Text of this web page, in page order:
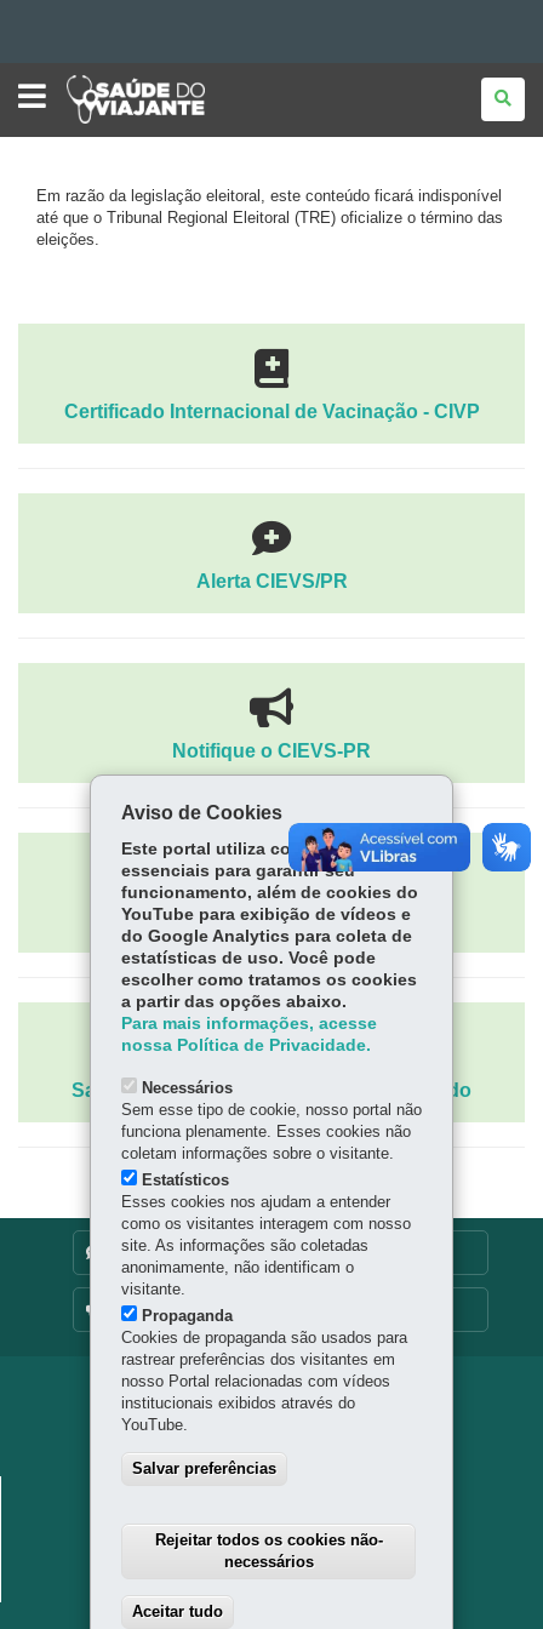
Ir
conteúdo
a
para
Mapa
SAÚDE
DO
VIAJANTE
Em razão da legislação eleitoral, este conteúdo ficará indisponível
até que o Tribunal Regional Eleitoral (TRE) oficialize o término das
eleições.
Certificado Internacional de Vacinação - CIVP
Alerta CIEVS/PR
Notifique o CIEVS-PR
CDAM/PT-BR/13 e PB4
Saiba o que acontece no Brasil e no Mundo
DENUNCIE CORRUPÇÃO
OUVIDORIA
Navegação
principal
Rua Piquiri 170 - Rebouças
80230-140-Curitiba -PR MAPA
41 3330-4300
Aviso de Cookies
Este portal utiliza cookies
essenciais para garantir seu
funcionamento, além de cookies do
YouTube para exibição de vídeos e
do Google Analytics para coleta de
estatísticas de uso. Você pode
escolher como tratamos os cookies
a partir das opções abaixo.
Para mais informações, acesse
nossa Política de Privacidade.
Necessários
Sem esse tipo de cookie, nosso portal não
funciona plenamente. Esses cookies não
coletam informações sobre o visitante.
Estatísticos
Esses cookies nos ajudam a entender
como os visitantes interagem com nosso
site. As informações são coletadas
anonimamente, não identificam o
visitante.
Propaganda
Cookies de propaganda são usados para
rastrear preferências dos visitantes em
nosso Portal relacionadas com vídeos
institucionais exibidos através do
YouTube.
Salvar preferências
Rejeitar todos os cookies não-
necessários
Aceitar tudo